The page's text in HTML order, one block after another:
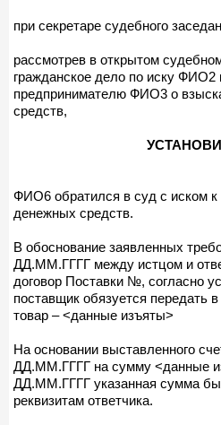
при секретаре судебного
рассмотрев в открытом
гражданское дело по иску
предпринимателю ФИО3 о
средств,
ФИО6 обратился в суд с иском
денежных средств.
В обоснование заявленных
ДД.ММ.ГГГГ между истцом и
договор Поставки №, согласно
поставщик обязуется передать
товар – <данные изъяты>
На основании выставленного
ДД.ММ.ГГГГ на сумму <данные
ДД.ММ.ГГГГ указанная сумма
реквизитам ответчика.